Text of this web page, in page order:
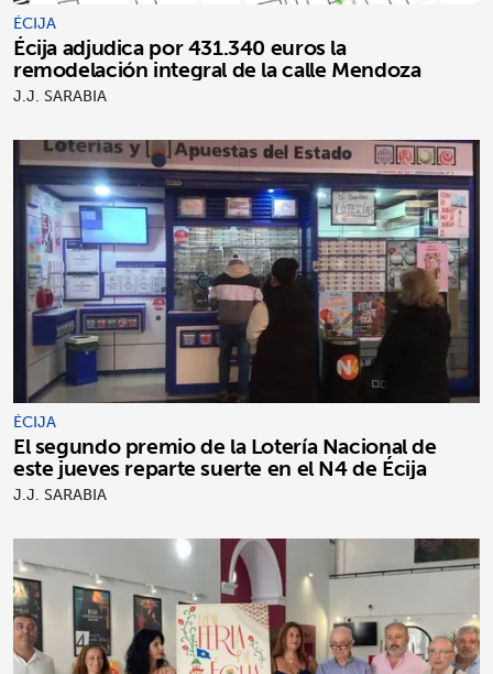
ÉCIJA
Écija adjudica por 431.340 euros la
remodelación integral de la calle Mendoza
J.J. SARABIA
ÉCIJA
El segundo premio de la Lotería Nacional de
este jueves reparte suerte en el N4 de Écija
J.J. SARABIA